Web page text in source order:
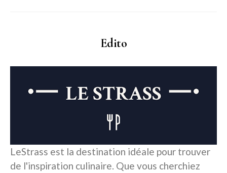
Edito
LeStrass est la destination idéale pour trouver
de l'inspiration culinaire. Que vous cherchiez